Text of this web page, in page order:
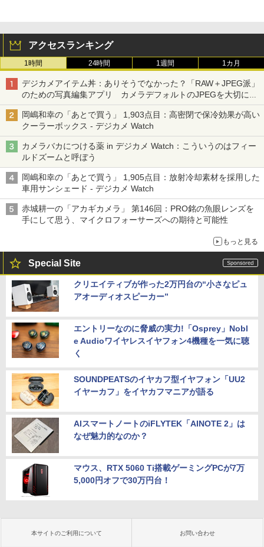
アクセスランキング
1時間 24時間 1週間 1カ月
デジカメアイテム丼：ありそうでなかった？「RAW＋JPEG派」
のための写真編集アプリ カメラデフォルトのJPEGを大切にす
る「Filmator」
岡嶋和幸の「あとで買う」 1,903点目：高密閉で保冷効果が高い
クーラーボックス - デジカメ Watch
カメラバカにつける薬 in デジカメ Watch：こういうのはフィー
ルドズームと呼ぼう
岡嶋和幸の「あとで買う」 1,905点目：放射冷却素材を採用した
車用サンシェード - デジカメ Watch
赤城耕一の「アカギカメラ」 第146回：PRO銘の魚眼レンズを
手にして思う、マイクロフォーサーズへの期待と可能性
もっと見る
Special Site
クリエイティブが作った2万円台の“小さなピュ
アオーディオスピーカー”
エントリーなのに脅威の実力!「Osprey」Nobl
e Audioワイヤレスイヤフォン4機種を一気に聴
く
SOUNDPEATSのイヤカフ型イヤフォン「UU2
イヤーカフ」をイヤカフマニアが語る
AIスマートノートのiFLYTEK「AINOTE 2」は
なぜ魅力的なのか？
マウス、RTX 5060 Ti搭載ゲーミングPCが7万
5,000円オフで30万円台！
本サイトのご利用について お問い合わせ